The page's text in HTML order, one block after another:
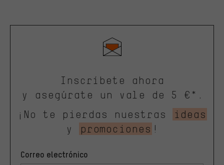
Inscríbete ahora
y asegúrate un vale de 5 €*.
¡No te pierdas nuestras
ideas
y
promociones !
Correo electrónico